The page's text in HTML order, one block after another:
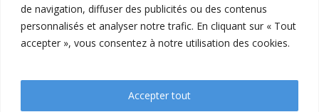
de navigation, diffuser des publicités ou des contenus
personnalisés et analyser notre trafic. En cliquant sur « Tout
accepter », vous consentez à notre utilisation des cookies.
Accepter tout
Mentions légales